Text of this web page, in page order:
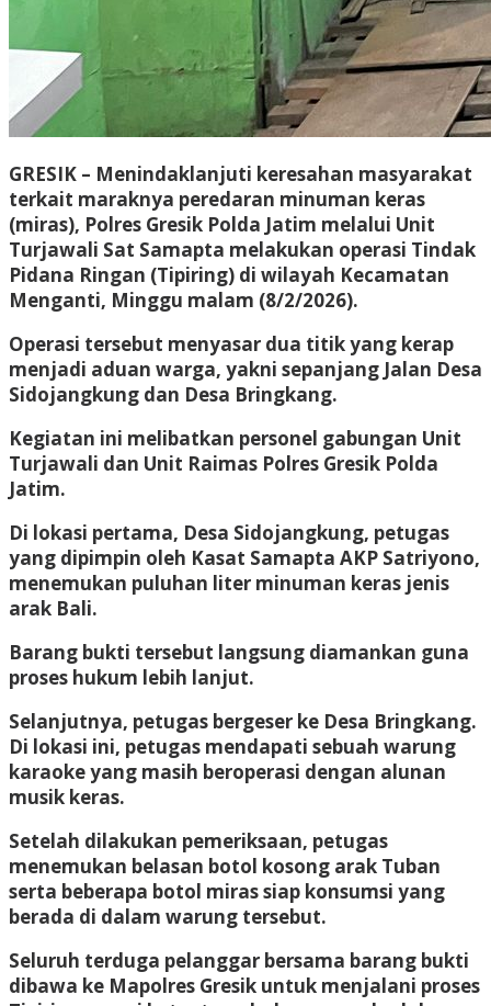
GRESIK – Menindaklanjuti keresahan masyarakat
terkait maraknya peredaran minuman keras
(miras), Polres Gresik Polda Jatim melalui Unit
Turjawali Sat Samapta melakukan operasi Tindak
Pidana Ringan (Tipiring) di wilayah Kecamatan
Menganti, Minggu malam (8/2/2026).
Operasi tersebut menyasar dua titik yang kerap
menjadi aduan warga, yakni sepanjang Jalan Desa
Sidojangkung dan Desa Bringkang.
Kegiatan ini melibatkan personel gabungan Unit
Turjawali dan Unit Raimas Polres Gresik Polda
Jatim.
Di lokasi pertama, Desa Sidojangkung, petugas
yang dipimpin oleh Kasat Samapta AKP Satriyono,
menemukan puluhan liter minuman keras jenis
arak Bali.
Barang bukti tersebut langsung diamankan guna
proses hukum lebih lanjut.
Selanjutnya, petugas bergeser ke Desa Bringkang.
Di lokasi ini, petugas mendapati sebuah warung
karaoke yang masih beroperasi dengan alunan
musik keras.
Setelah dilakukan pemeriksaan, petugas
menemukan belasan botol kosong arak Tuban
serta beberapa botol miras siap konsumsi yang
berada di dalam warung tersebut.
Seluruh terduga pelanggar bersama barang bukti
dibawa ke Mapolres Gresik untuk menjalani proses